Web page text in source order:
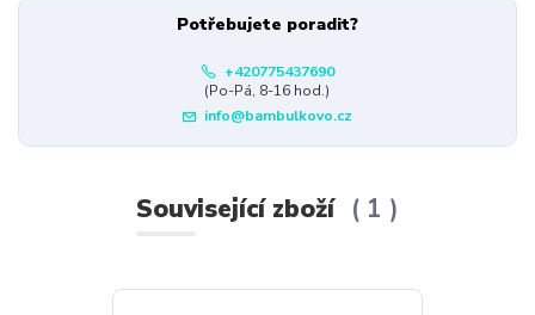
Potřebujete poradit?
+420775437690
(Po-Pá, 8-16 hod.)
info@bambulkovo.cz
Související zboží 1